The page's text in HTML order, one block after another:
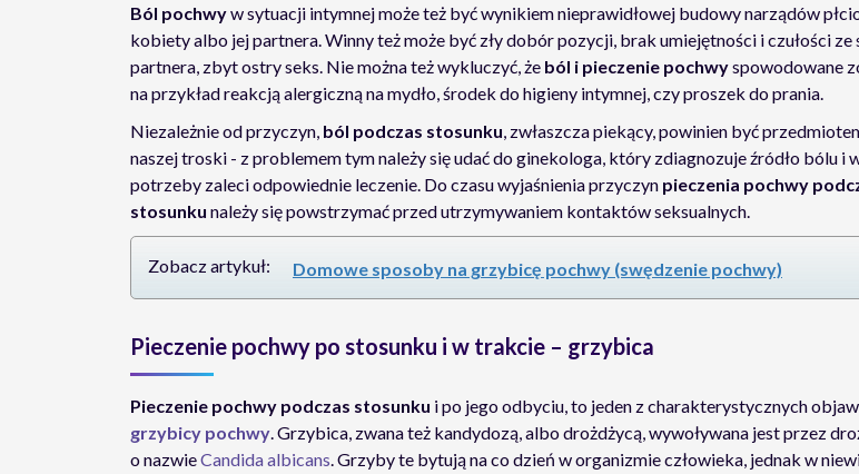
Ból pochwyw sytuacji intymnej może też być wynikiem nieprawidłowej budowy narządów
kobiety albo jej partnera. Winny też może być zły dobór pozycji, brak umiejętności i czułości ze
partnera, zbyt ostry seks. Nie można też wykluczyć, że ból i pieczenie pochwyspowodowane
na przykład reakcją alergiczną na mydło, środek do higieny intymnej, czy proszek do prania.
Niezależnie od przyczyn, ból podczas stosunku, zwłaszcza piekący, powinien być
naszej troski - z problemem tym należy się udać do ginekologa, który zdiagnozuje źródło bólu i
potrzeby zaleci odpowiednie leczenie. Do czasu wyjaśnienia przyczyn pieczenia pochwy
stosunku należy się powstrzymać przed utrzymywaniem kontaktów seksualnych.
Zobacz artykuł: Domowe sposoby na grzybicę pochwy (swędzenie pochwy)
Pieczenie pochwy po stosunku i w trakcie – grzybica
Pieczenie pochwy podczas stosunku i po jego odbyciu, to jeden z charakterystycznych
grzybicy pochwy. Grzybica, zwana też kandydozą, albo drożdżycą, wywoływana jest przez
o nazwieCandida albicans. Grzyby te bytują na co dzień w organizmie człowieka, jednak w